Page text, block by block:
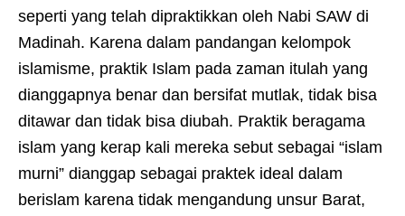
seperti yang telah dipraktikkan oleh Nabi SAW di
Madinah. Karena dalam pandangan kelompok
islamisme, praktik Islam pada zaman itulah yang
dianggapnya benar dan bersifat mutlak, tidak bisa
ditawar dan tidak bisa diubah. Praktik beragama
islam yang kerap kali mereka sebut sebagai “islam
murni” dianggap sebagai praktek ideal dalam
berislam karena tidak mengandung unsur Barat,